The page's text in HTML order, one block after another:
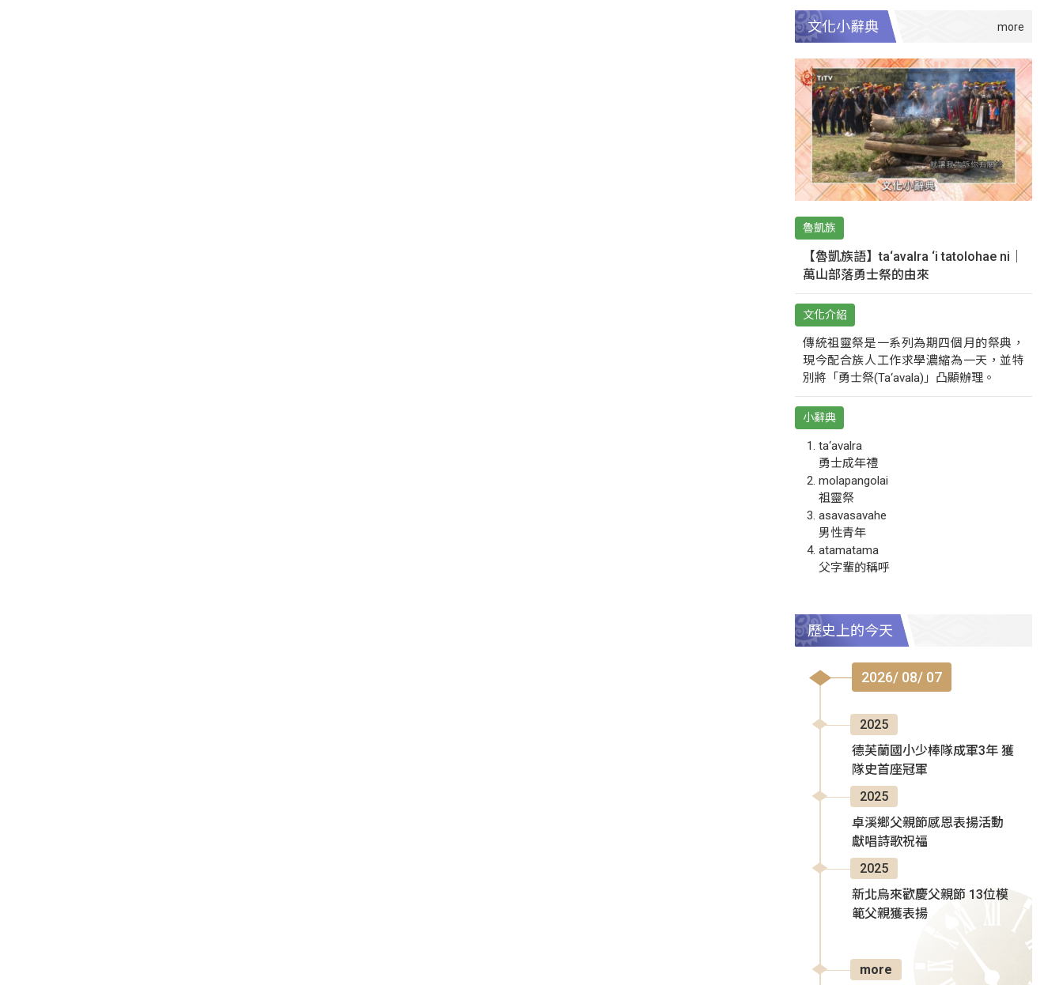
文化小辭典
魯凱族
【魯凱族語】ta‘avalra ‘i tatolohae ni｜
萬山部落勇士祭的由來
文化介紹
傳統祖靈祭是一系列為期四個月的祭典，
現今配合族人工作求學濃縮為一天，並特
別將「勇士祭(Ta‘avala)」凸顯辦理。
小辭典
ta‘avalra
勇士成年禮
molapangolai
祖靈祭
asavasavahe
男性青年
atamatama
父字輩的稱呼
歷史上的今天
2026/ 08/ 07
2025
德芙蘭國小少棒隊成軍3年 獲
隊史首座冠軍
2025
卓溪鄉父親節感恩表揚活動
獻唱詩歌祝福
2025
新北烏來歡慶父親節 13位模
範父親獲表揚
more